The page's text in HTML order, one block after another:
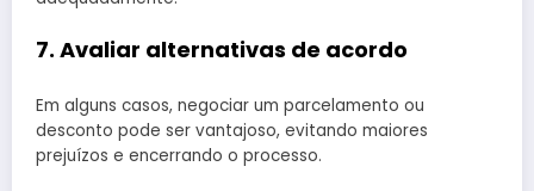
7. Avaliar alternativas de acordo
Em alguns casos, negociar um parcelamento ou
desconto pode ser vantajoso, evitando maiores
prejuízos e encerrando o processo.